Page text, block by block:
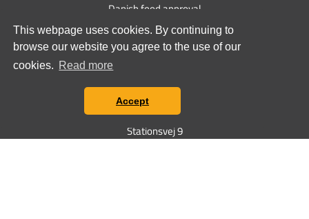
This webpage uses cookies. By continuing to
browse our website you agree to the use of our
cookies. Read more
Accept
Danish food approval
Sponsorships
Privacy policy
Contact us
Stationsvej 9